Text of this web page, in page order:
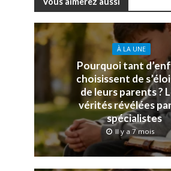
À LA UNE
Pourquoi tant
choisissent de
de leurs parents ?
vérités révélées
spécialistes
Il y a 7 mois